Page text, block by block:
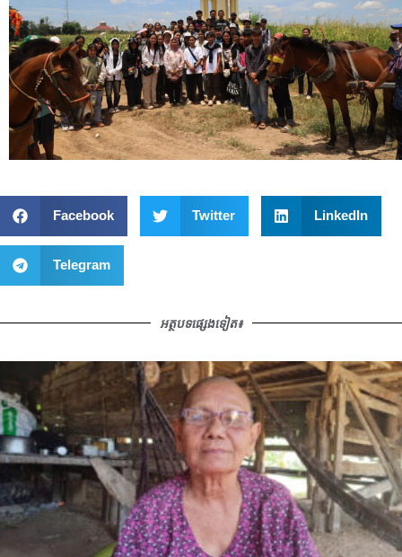
Facebook Twitter LinkedIn
Telegram
អត្ថបទផ្សេងទៀត៖